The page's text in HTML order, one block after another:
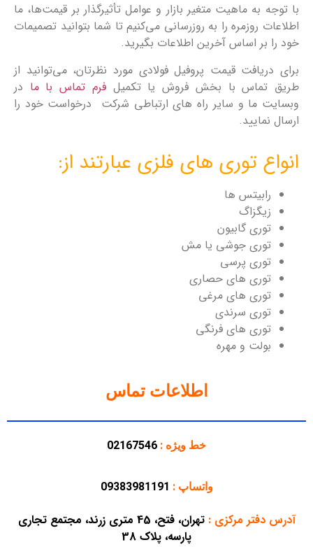
با توجه به ماهیت متغیر بازار و عوامل تأثیرگذار بر قیمت‌ها، ما
اطلاعات روزمره را به روزرسانی می‌کنیم تا شما بتوانید تصمیمات
خود را بر اساس آخرین اطلاعات بگیرید.
برای دریافت قیمت پروفیل فولادی مورد نظرتان، می‌توانید از
طریق تماس با بخش فروش یا تکمیلفرم تماس با ما در
وبسایت ما و سایر راه های ارتباطی شرکت درخواست خود را
ارسال نمایید.
انواع توری های فلزی عبارتند از:
رابیتس ها
زیگزاگ
توری گابیون
توری جوشی یا مش
توری پرسی
توری های حصاری
توری های مرغی
توری سرندی
توری های فرنگی
بولت و مهره
اطلاعات تماس
خط ویژه : 02167546
واتساپ : 09383981191
آدرس دفتر مرکزی:
تهران، فتح، 45 متری زرند، مجتمع تجاری
پارسه، پلاک 38